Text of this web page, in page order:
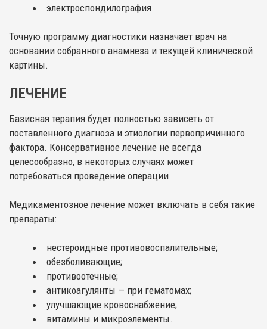
электроспондилография.
Точную программу диагностики назначает врач на
основании собранного анамнеза и текущей клинической
картины.
ЛЕЧЕНИЕ
Базисная терапия будет полностью зависеть от
поставленного диагноза и этиологии первопричинного
фактора. Консервативное лечение не всегда
целесообразно, в некоторых случаях может
потребоваться проведение операции.
Медикаментозное лечение может включать в себя такие
препараты:
нестероидные противовоспалительные;
обезболивающие;
противоотечные;
антикоагулянты — при гематомах;
улучшающие кровоснабжение;
витамины и микроэлементы.